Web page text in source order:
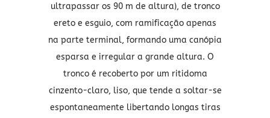
ultrapassar os 90 m de altura), de tronco
ereto e esguio, com ramificação apenas
na parte terminal, formando uma canópia
esparsa e irregular a grande altura. O
tronco é recoberto por um ritidoma
cinzento-claro, liso, que tende a soltar-se
espontaneamente libertando longas tiras